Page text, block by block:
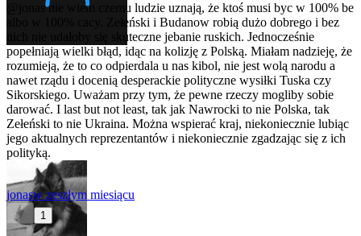
nie wiem czemu ludzie uznają, że ktoś musi byc w 100% be
albo w 100% cacy. Zełeński i Budanow robią dużo dobrego i bez
nich nie udałoby się skuteczne jebanie ruskich. Jednocześnie
popełniają wielki błąd, idąc na kolizję z Polską. Miałam nadzieję, że
rozumieją, że to co odpierdala u nas kibol, nie jest wolą narodu a
nawet rządu i docenią desperackie polityczne wysiłki Tuska czy
Sikorskiego. Uważam przy tym, że pewne rzeczy mogliby sobie
darować. I last but not least, tak jak Nawrocki to nie Polska, tak
Zełeński to nie Ukraina. Można wspierać kraj, niekoniecznie lubiąc
jego aktualnych reprezentantów i niekoniecznie zgadzając się z ich
polityką.
jonasw zeszłym miesiącu
1